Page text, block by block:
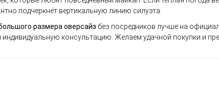
подчеркнёт вертикальную линию силуэта.
размера оверсайз без посредников лучше на
консультацию. Желаем удачной покупки и